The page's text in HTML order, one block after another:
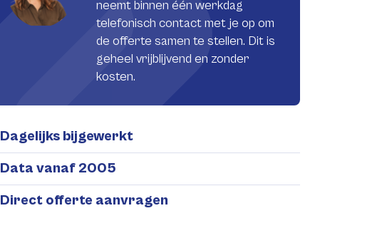
neemt binnen één werkdag
telefonisch contact met je op om
de offerte samen te stellen. Dit is
geheel vrijblijvend en zonder
kosten.
Dagelijks bijgewerkt
Data vanaf 2005
Direct offerte aanvragen